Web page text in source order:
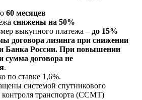
60 месяцев
снижены на 50%
выкупного платежа – до 15%
договора лизинга при снижении
Банка России. При повышении
сумма договора не
.
по ставке 1,6%.
системой спутникового
контроля транспорта (ССМТ)